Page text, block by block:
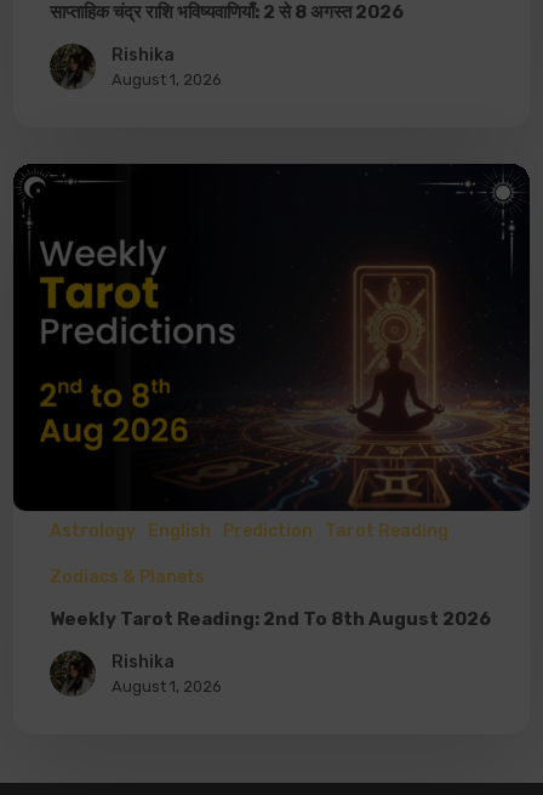
साप्ताहिक चंद्र राशि भविष्यवाणियाँ: 2 से 8 अगस्त 2026
Rishika
August 1, 2026
Astrology English Prediction Tarot Reading
Zodiacs & Planets
Weekly Tarot Reading: 2nd To 8th August 2026
Rishika
August 1, 2026